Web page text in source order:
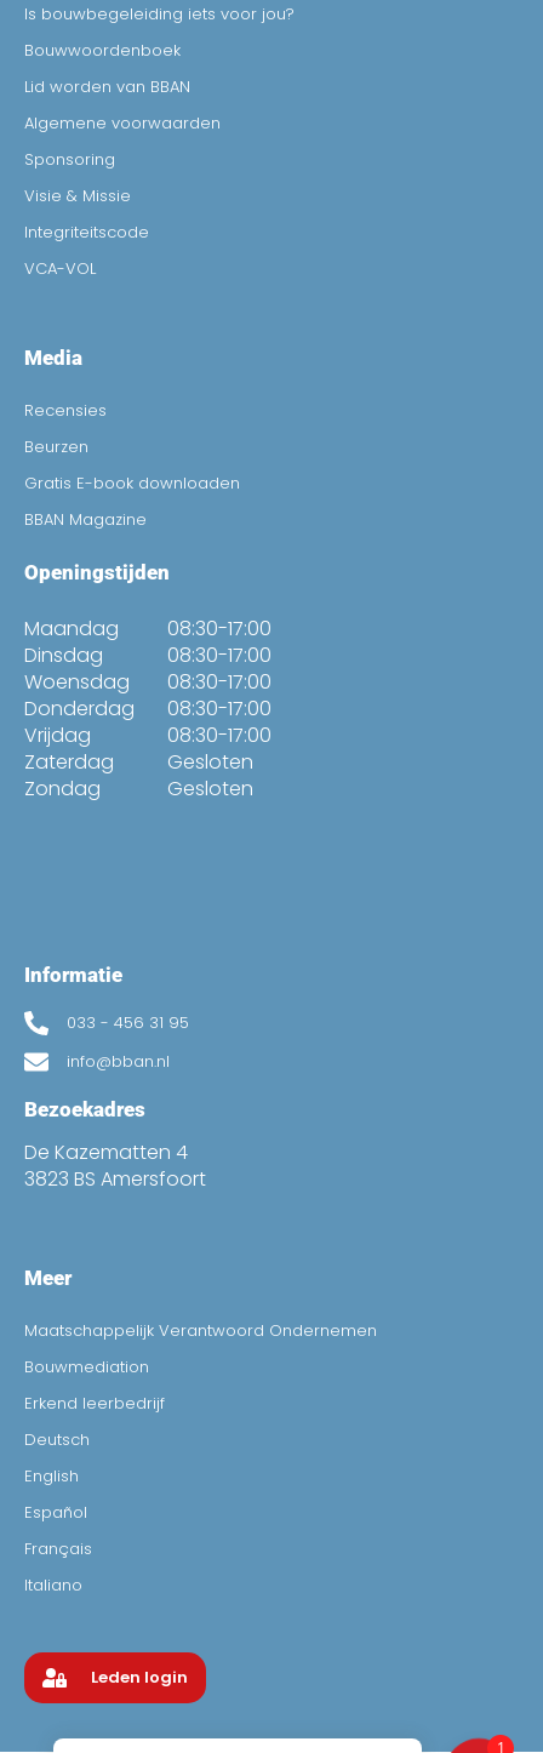
Is bouwbegeleiding iets voor jou?
Bouwwoordenboek
Lid worden van BBAN
Algemene voorwaarden
Sponsoring
Visie & Missie
Integriteitscode
VCA-VOL
Media
Recensies
Beurzen
Gratis E-book downloaden
BBAN Magazine
Openingstijden
Maandag
Dinsdag
Woensdag
Donderdag
Vrijdag
Zaterdag
Zondag
08:30-17:00
08:30-17:00
08:30-17:00
08:30-17:00
08:30-17:00
Gesloten
Gesloten
Informatie
033 - 456 31 95
info@bban.nl
Bezoekadres
De Kazematten 4
3823 BS Amersfoort
Meer
Maatschappelijk Verantwoord Ondernemen
Bouwmediation
Erkend leerbedrijf
Deutsch
English
Español
Français
Italiano
Leden login